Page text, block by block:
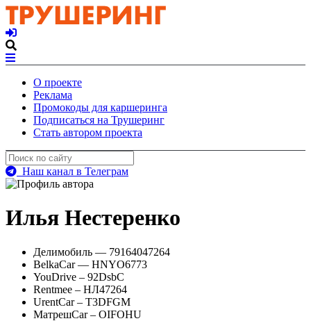
О проекте
Реклама
Промокоды для каршеринга
Подписаться на Трушеринг
Стать автором проекта
Наш канал в Телеграм
Илья Нестеренко
Делимобиль — 79164047264
BelkaCar — HNYO6773
YouDrive – 92DsbC
Rentmee – НЛ47264
UrentCar – T3DFGM
МатрешCar – OIFOHU